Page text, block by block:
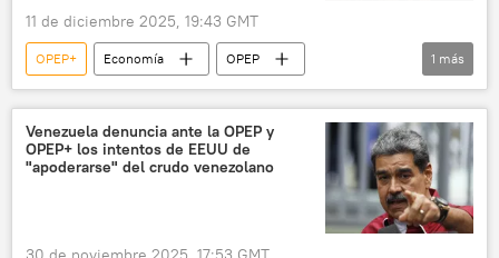
11 de diciembre 2025, 19:43 GMT
OPEP+ Economía
OPEP
petróleo
📈 Mercados y finanzas
1 más
Venezuela denuncia ante la OPEP y
OPEP+ los intentos de EEUU de
"apoderarse" del crudo venezolano